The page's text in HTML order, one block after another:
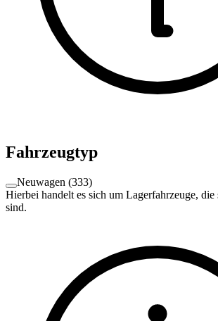
Fahrzeugtyp
Neuwagen (333)
Hierbei handelt es sich um Lagerfahrzeuge,
sind.